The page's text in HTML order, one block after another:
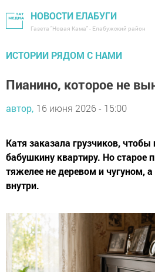
НОВОСТИ ЕЛАБУГИ
Газета "Новая Кама" - Елабужский район
ИСТОРИИ РЯДОМ С НАМИ
Пианино, которое не
автор, 16 июня 2026 - 15:00
Катя заказала грузчиков,
бабушкину квартиру. Но старое
тяжелее не деревом и чугуном,
внутри.